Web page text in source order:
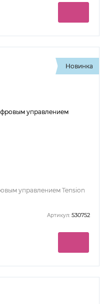
Новинка
управлением Tension
Артикул: 530752